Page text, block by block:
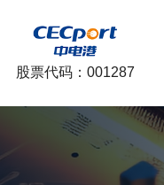
股票代码：001287